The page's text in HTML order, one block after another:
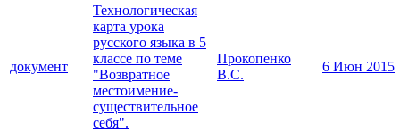
документ
Технологическая
карта урока
русского языка в 5
классе по теме
"Возвратное
местоимение-
существительное
себя".
Прокопенко
В.С.
6 Июн 2015